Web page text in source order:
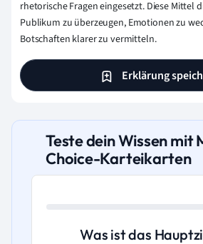
rhetorische Fragen eingesetzt. Diese Mittel
Publikum zu überzeugen, Emotionen zu
Botschaften klarer zu vermitteln.
Erklärung
Teste dein Wissen mit
Choice-Karteikarten
Was ist das